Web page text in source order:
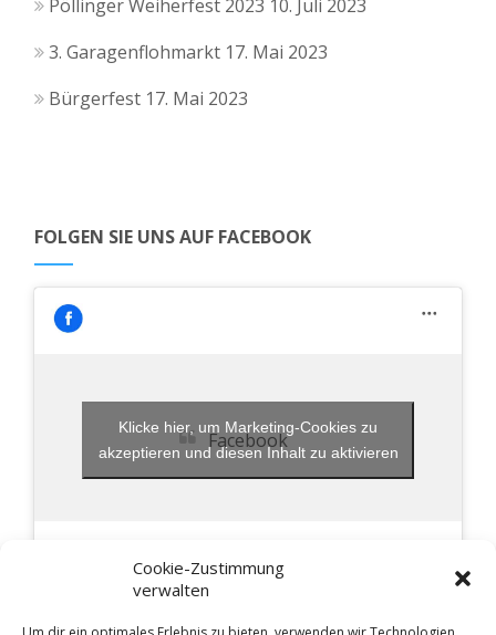
Cookie-Zustimmung
verwalten
Pöllinger Weiherfest 2023 10. Juli 2023
3. Garagenflohmarkt 17. Mai 2023
Bürgerfest 17. Mai 2023
FOLGEN SIE UNS AUF FACEBOOK
Facebook
Klicke hier, um Marketing-Cookies zu
akzeptieren und diesen Inhalt zu aktivieren